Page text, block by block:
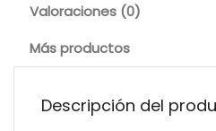
Valoraciones (0)
Más productos
Descripción del